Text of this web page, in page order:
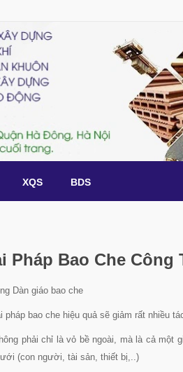
XQS BDS
Pháp Bao Che
Dàn giáo bao che
pháp bao che hiệu quả sẽ giảm rất nhiều
phải chỉ là vỏ bề ngoài, mà là cả một
(con người, tài sản, thiết bị,..)